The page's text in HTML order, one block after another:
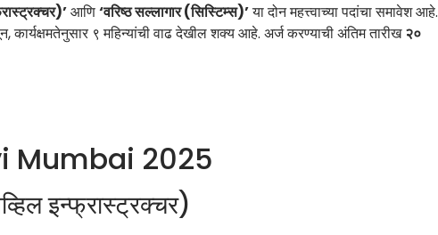
आणि‘वरिष्ठ सल्लागार (सिस्टिम्स)’या दोन महत्त्वाच्या पदांचा समावेश आहे.
कार्यक्षमतेनुसार ९ महिन्यांची वाढ देखील शक्य आहे. अर्ज करण्याची अंतिम तारीख२०
Mumbai 2025
इन्फ्रास्ट्रक्चर)